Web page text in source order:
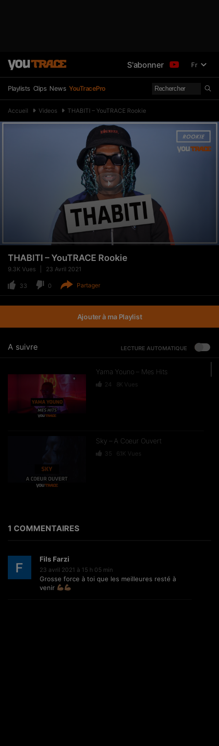
S'abonner Fr
Playlists Clips News YouTracePro
Accueil Videos THABITI – YouTRACE Rookie
THABITI – YouTRACE Rookie
9.3K Vues 23 Avril 2021
33 0 Partager
Ajouter à ma Playlist
A suivre LECTURE AUTOMATIQUE
Yama Youno – Mes Hits
24 8K Vues
Sky – A Coeur Ouvert
35 6.1K Vues
GKBL – Bella Makossa
75 11.2KVues
1 COMMENTAIRES
Fils Farzi
23 avril 2021 à 15 h 05 min
Grosse force à toi que les meilleures resté à
venir